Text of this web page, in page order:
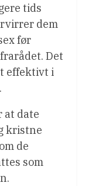
tids
dem
før
Det
effektivt i
at date
kristne
de
som